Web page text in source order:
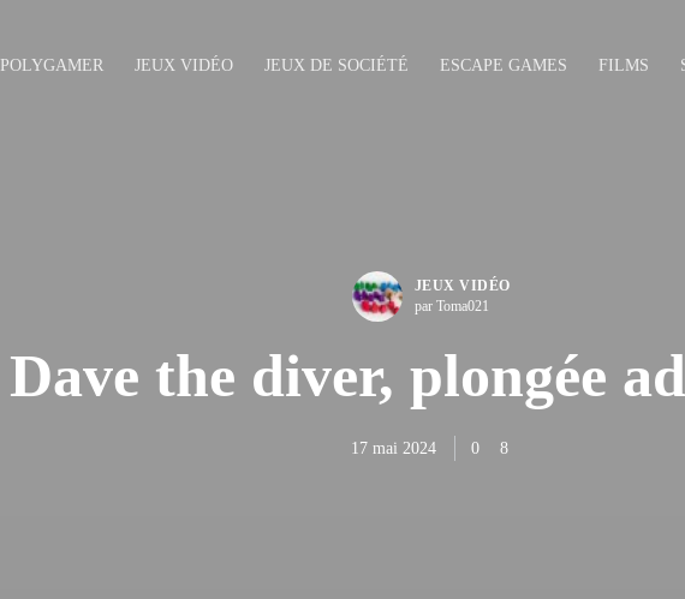
POLYGAMER JEUX VIDÉO JEUX DE SOCIÉTÉ ESCAPE GAMES FILMS
JEUX VIDÉO
par Toma021
Dave the diver, plongée
17 mai 2024 0 8